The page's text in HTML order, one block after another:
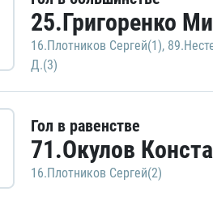
25.Григоренко
16.Плотников Сергей(1),
Д.(3)
Гол в равенстве
71.Окулов
16.Плотников Сергей(2)